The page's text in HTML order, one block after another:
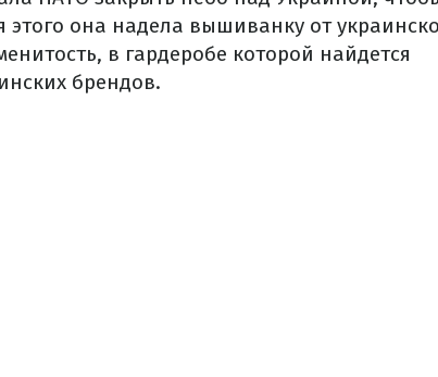
она надела вышиванку от
в гардеробе которой найдется
брендов.